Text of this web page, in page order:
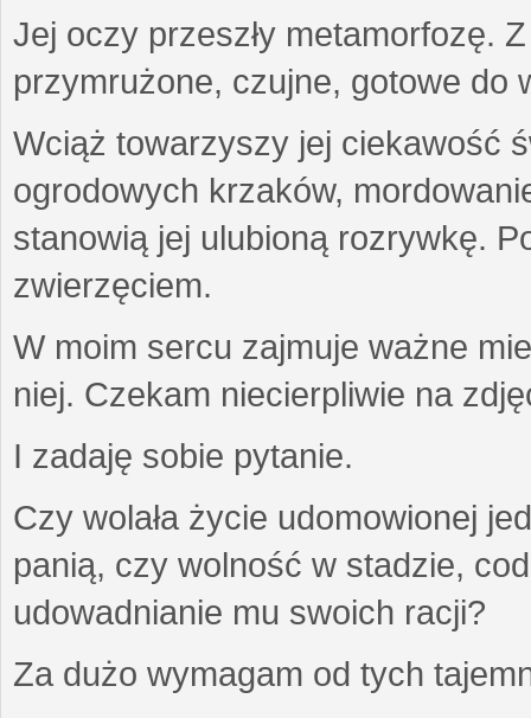
Jej oczy przeszły metamorfozę.
przymrużone, czujne, gotowe do
Wciąż towarzyszy jej ciekawość
ogrodowych krzaków,
stanowią jej ulubioną rozrywkę.
zwierzęciem.
W moim sercu zajmuje ważne
niej. Czekam niecierpliwie na
I zadaję sobie pytanie.
Czy wolała życie udomowionej
panią, czy wolność w stadzie,
udowadnianie mu swoich racji?
Za dużo wymagam od tych